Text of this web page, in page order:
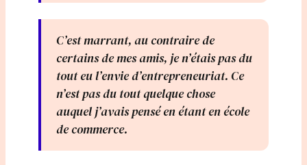
C’est marrant, au contraire de
certains de mes amis, je n’étais pas du
tout eu l’envie d’entrepreneuriat. Ce
n’est pas du tout quelque chose
auquel j’avais pensé en étant en école
de commerce.